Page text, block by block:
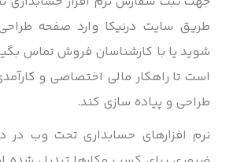
طریق سایت درنیکا وارد صفحه
شوید یا با کارشناسان فروش تماس
است تا راهکار مالی اختصاصی و
طراحی و پیاده سازی کند.
نرم افزارهای حسابداری تحت وب در